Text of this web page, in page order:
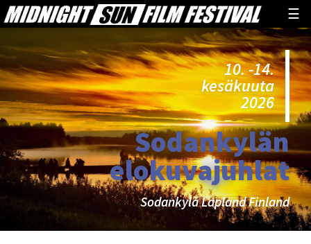
☰
10. -14.
kesäkuuta
2026
Sodankylän
elokuvajuhlat
Sodankylä Lapland Finland